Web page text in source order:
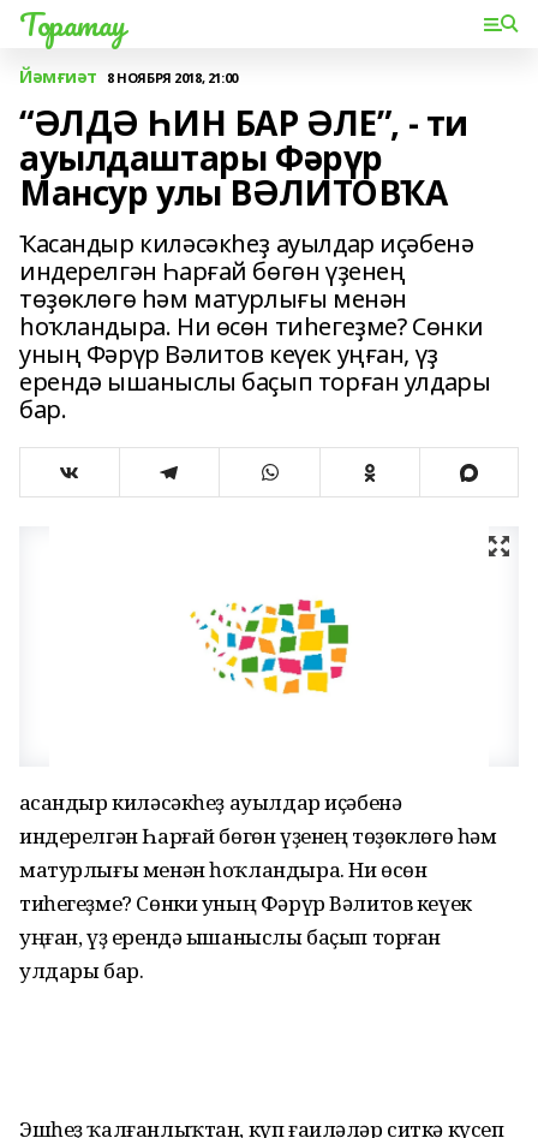
Торатау
Йәмғиәт 8 НОЯБРЯ 2018, 21:00
“ӘЛДӘ ҺИН БАР ӘЛЕ”, - ти
ауылдаштары Фәрүр
Мансур улы ВӘЛИТОВҠА
Ҡасандыр киләсәкһеҙ ауылдар иҫәбенә
индерелгән Һарғай бөгөн үҙенең
төҙөклөгө һәм матурлығы менән
һоҡландыра. Ни өсөн тиһегеҙме? Сөнки
уның Фәрүр Вәлитов кеүек уңған, үҙ
ерендә ышаныслы баҫып торған улдары
бар.
Ҡасандыр киләсәкһеҙ ауылдар иҫәбенә
индерелгән Һарғай бөгөн үҙенең төҙөклөгө һәм
матурлығы менән һоҡландыра. Ни өсөн
тиһегеҙме? Сөнки уның Фәрүр Вәлитов кеүек
уңған, үҙ ерендә ышаныслы баҫып торған
улдары бар.
Эшһеҙ ҡалғанлыҡтан, күп ғаиләләр ситкә күсеп